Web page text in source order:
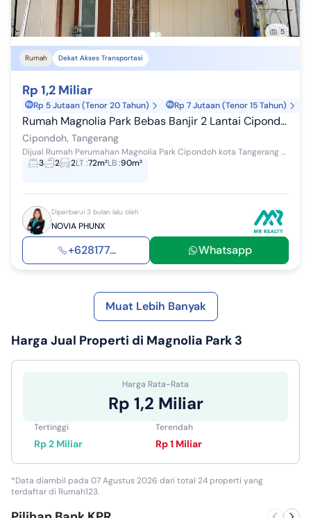
5
Rumah Dekat Akses Transportasi
Rp 1,2 Miliar
Rp 5 Jutaan (Tenor 20 Tahun) Rp 7 Jutaan (Tenor 15 Tahun)
Rumah Magnolia Park Bebas Banjir 2 Lantai Cipondoh Tangerang
Cipondoh, Tangerang
Dijual Rumah Perumahan Magnolia Park Cipondoh kota Tangerang LT 72 m² Surat SHM IMB PBB K.Tidur 3 // K.Mandi 2 Ruang Tamu Ruang Makan Ruang kel...
3
2 2LT:72m²LB:90m²
Diperbarui 3 bulan lalu oleh
NOVIA PHUNX
+628177... Whatsapp
Muat Lebih Banyak
Harga Jual Properti di Magnolia Park 3
Harga Rata-Rata
Rp 1,2 Miliar
Tertinggi
Rp 2 Miliar
Terendah
Rp 1 Miliar
*Data diambil pada 07 Agustus 2026 dari total 24 properti yang
terdaftar di Rumah123.